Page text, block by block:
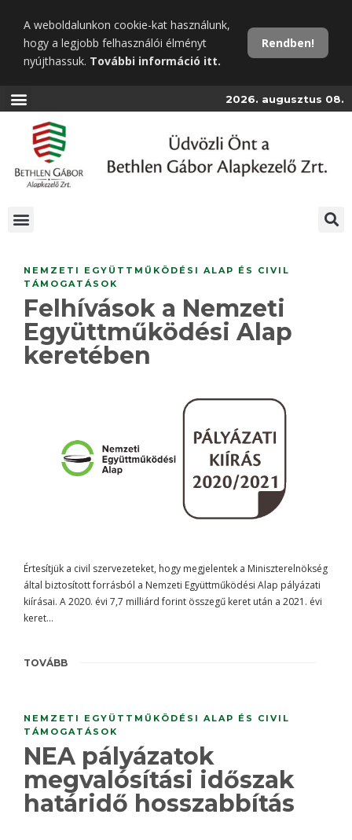
tartalomra
A weboldalunkon cookie-kat használunk,
hogy a legjobb felhasználói élményt
nyújthassuk. További információ itt.
Rendben!
2026. augusztus 08.
NEMZETI EGYÜTTMŰKÖDÉSI ALAP ÉS CIVIL
TÁMOGATÁSOK
Felhívások a Nemzeti
Együttműködési Alap
keretében
Értesítjük a civil szervezeteket, hogy megjelentek a Miniszterelnökség
által biztosított forrásból a Nemzeti Együttműködési Alap pályázati
kiírásai. A 2020. évi 7,7 milliárd forint összegű keret után a 2021. évi
keret…
TOVÁBB
NEMZETI EGYÜTTMŰKÖDÉSI ALAP ÉS CIVIL
TÁMOGATÁSOK
NEA pályázatok
megvalósítási időszak
határidő hosszabbítás